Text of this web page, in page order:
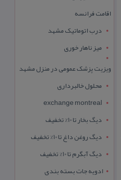
اقامت فرانسه
درب اتوماتیک مشهد
میز ناهار خوری
ویزیت پزشک عمومی در منزل مشهد
محلول خالبرداری
exchange montreal
دیگ بخار تا 10% تخفیف
دیگ روغن داغ تا 10% تخفیف
دیگ آبگرم تا 10% تخفیف
ادویه جات بسته بندی